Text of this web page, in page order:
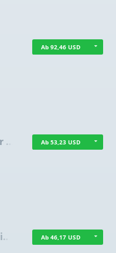
Ab 92,46 USD
… Ab 53,23 USD
Ab 46,17 USD